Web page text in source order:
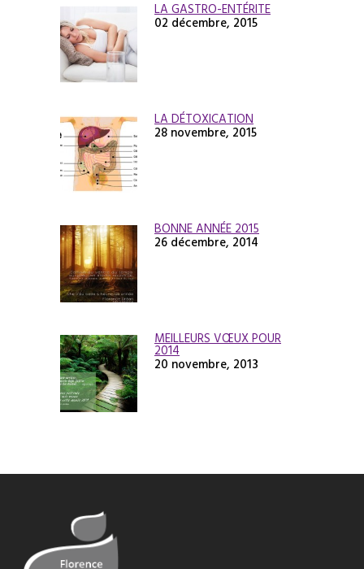
LA GASTRO-ENTÉRITE
02 décembre, 2015
LA DÉTOXICATION
28 novembre, 2015
BONNE ANNÉE 2015
26 décembre, 2014
MEILLEURS VŒUX POUR
2014
20 novembre, 2013